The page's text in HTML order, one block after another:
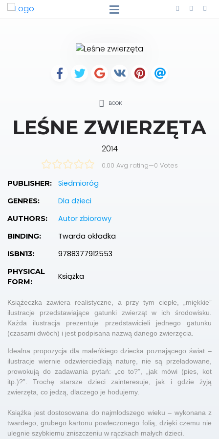
BOOK
LEŚNE ZWIERZĘTA
2014
0.00 Avg rating—0 Votes
PUBLISHER: Siedmioróg
GENRES: Dla dzieci
AUTHORS: Autor zbiorowy
BINDING: Twarda okładka
ISBN13: 9788377912553
PHYSICAL
FORM:
Książka
Książeczka zawiera realistyczne, a przy tym ciepłe, „miękkie”
ilustracje przedstawiające gatunki zwierząt w ich środowisku.
Każda ilustracja prezentuje przedstawicieli jednego gatunku
(czasami dwóch) i jest podpisana nazwą danego zwierzęcia.
Idealna propozycja dla maleńkiego dziecka poznającego świat –
ilustracje wiernie odzwierciedlają naturę, nie są przeładowane,
prowokują do zadawania pytań: „co to?”, „jak mówi (pies, kot
itp.)?”. Trochę starsze dzieci zainteresuje, jak i gdzie żyją
zwierzęta, co jedzą, dlaczego je hodujemy.
Książka jest dostosowana do najmłodszego wieku – wykonana z
twardego, grubego kartonu powleczonego folią, dzięki czemu nie
ulegnie szybkiemu zniszczeniu w rączkach małych dzieci.